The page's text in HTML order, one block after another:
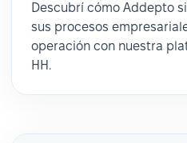
Descubrí cómo Addepto
sus procesos
operación con nuestra
HH.